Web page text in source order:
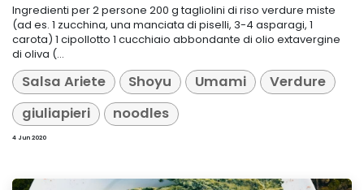
Ingredienti per 2 persone 200 g tagliolini di riso verdure miste
(ad es. 1 zucchina, una manciata di piselli, 3-4 asparagi, 1
carota) 1 cipollotto 1 cucchiaio abbondante di olio extavergine
di oliva (...
Salsa Ariete Shoyu Umami
Verdure
giuliapieri
noodles
4 Jun 2020